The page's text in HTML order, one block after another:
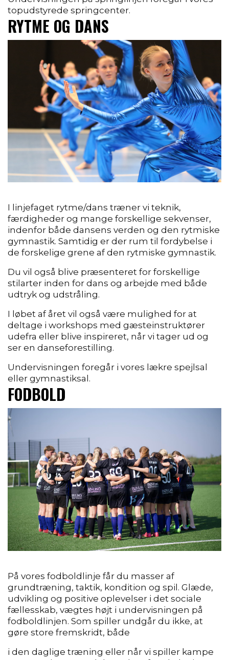
topudstyrede springcenter.
RYTME OG DANS
I linjefaget rytme/dans træner vi teknik,
færdigheder og mange forskellige sekvenser,
indenfor både dansens verden og den rytmiske
gymnastik. Samtidig er der rum til fordybelse i
de forskel ige grene af den rytmiske gymnastik.
Du vil også blive præsenteret for forskellige
stilarter inden for dans og arbejde med både
udtryk og udstråling.
I løbet af året vil også være mulighed for at
deltage i workshops med gæsteinstruktører
udefra eller blive inspireret, når vi tager ud og
ser en danseforestilling.
Undervisningen foregår i vores lækre spejlsal
eller gymnastiksal.
FODBOLD
På vores fodboldlinje får du masser af
grundtræning, taktik, kondition og spil. Glæde,
udvikling og positive oplevelser i det sociale
fællesskab, vægtes højt i undervisningen på
fodboldlinjen. Som spiller undgår du ikke, at
gøre store fremskridt, både
i den daglige træning eller når vi spiller kampe